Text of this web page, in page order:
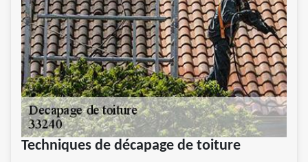
Techniques de décapage de toiture